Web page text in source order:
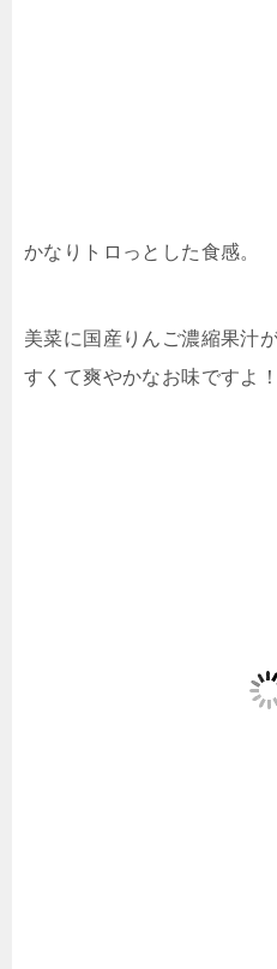
かなりトロっとした食感。
美菜に国産りんご濃縮果汁
すくて爽やかなお味ですよ！